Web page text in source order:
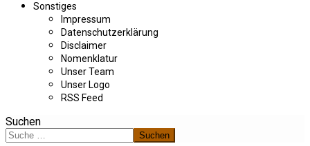
Sonstiges
Impressum
Datenschutzerklärung
Disclaimer
Nomenklatur
Unser Team
Unser Logo
RSS Feed
Suchen
Suchen